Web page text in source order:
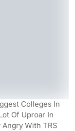
Colleges In
Of Uproar In
With TRS